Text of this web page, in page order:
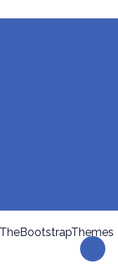
TheBootstrapThemes